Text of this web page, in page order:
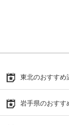
東北のおすすめ
岩手県のおすす